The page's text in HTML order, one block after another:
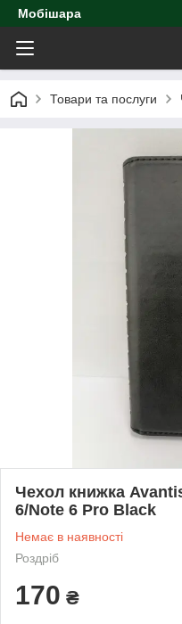
Мобішара
Товари та послуги
Чехол книжка
6/Note 6 Pro Black
Немає в наявності
Роздріб
170 ₴